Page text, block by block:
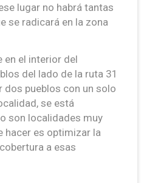
lugar no habrá tantas
se radicará en la zona
en el interior del
del lado de la ruta 31
dos pueblos con un solo
se está
son localidades muy
hacer es optimizar la
a esas